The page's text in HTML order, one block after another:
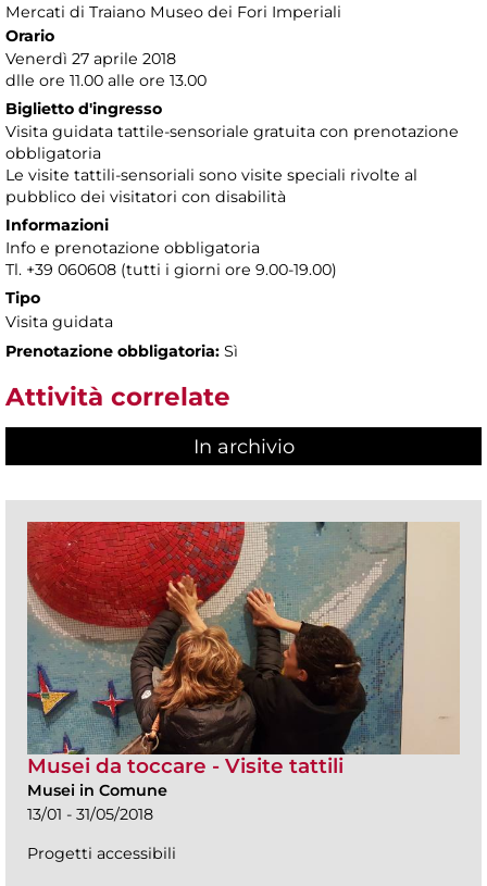
Mercati di Traiano Museo dei Fori Imperiali
Orario
Venerdì 27 aprile 2018
dlle ore 11.00 alle ore 13.00
Biglietto d'ingresso
Visita guidata tattile-sensoriale gratuita con prenotazione
obbligatoria
Le visite tattili-sensoriali sono visite speciali rivolte al
pubblico dei visitatori con disabilità
Informazioni
Info e prenotazione obbligatoria
Tl. +39 060608 (tutti i giorni ore 9.00-19.00)
Tipo
Visita guidata
Prenotazione obbligatoria: Sì
Attività correlate
In archivio
Musei da toccare - Visite tattili
Musei in Comune
13/01 - 31/05/2018
Progetti accessibili